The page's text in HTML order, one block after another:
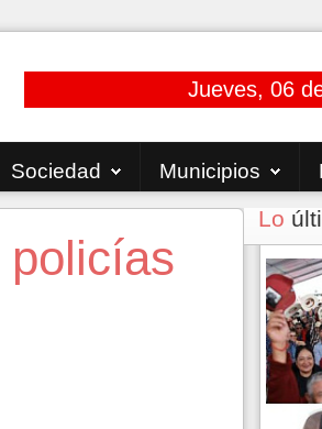
Jueves, 06
Sociedad Municipios
policías
Lo